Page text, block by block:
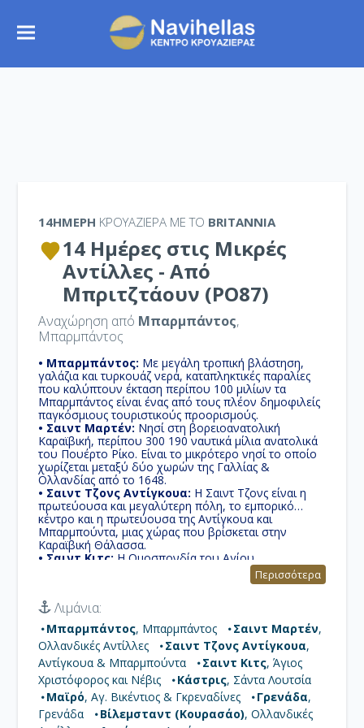
14ΉΜΕΡΗ ΚΡΟΥΑΖΙΕΡΑ ΜΕ ΤΟ BRITANNIA
14 Ημέρες στις Μικρές
Αντίλλες - Από
Μπριτζτάουν (PO87)
Αναχώρηση από Μπαρμπάντος,
Μπαρμπάντος
• Μπαρμπάντος: Με μεγάλη τροπική βλάστηση,
γαλάζια και τυρκουάζ νερά, καταπληκτικές παραλίες
που καλύπτουν έκταση περίπου 100 μιλίων τα
Μπαρμπάντος είναι ένας από τους πλέον δημοφιλείς
παγκόσμιους τουριστικούς προορισμούς.
• Σαιντ Μαρτέν: Nησί στη βορειοανατολική
Καραϊβική, περίπου 300 190 ναυτικά μίλια ανατολικά
του Πουέρτο Ρίκο. Είναι το μικρότερο νησί το οποίο
χωρίζεται μεταξύ δύο χωρών της Γαλλίας &
Ολλανδίας από το 1648.
• Σαιντ Τζονς Αντίγκουα: Η Σαιντ Τζονς είναι η
πρωτεύουσα και μεγαλύτερη πόλη, το εμπορικό
κέντρο και η πρωτεύουσα της Αντίγκουα και
Μπαρμπούντα, μιας χώρας που βρίσκεται στην
Καραϊβική Θάλασσα.
• Σαιντ Κιτς: Η Ομοσπονδία του Αγίου
Χριστόφορου και Νέβις γνωστή και ως Σεντ Κιτς και
Νέβις είναι μια χώρα δύο νησιοών στις Δυτικές
Ινδίες. Βρίσκεται στην αλυσίδα Leeward Islands της
Μικρές Αντίλλες, είναι το μικρότερο κυρίαρχο κράτος
στην Αμερική τόσο σε έκταση και πληθυσμό. Η
πρωτεύουσα Basseterre βρίσκεται στο μεγαλύτερο
νησί του Αγίου Χριστόφορου.
• Κάστρις:Η Σαιντ Λούτσια είναι μικρό νησιωτικό
κράτος της Ανατολικής Καραιβικής στα σύνορα του
Ατλαντικού Ωκεανού, γνωστή με το όνομα "Ελένη της
Δύσης"
• Μαϊρό:
Η χώρα βρίσκεται ανάμεσα στην Αγία
Περισσότερα
Λιμάνια:
Μπαρμπάντος, Μπαρμπάντος Σαιντ Μαρτέν,
Ολλανδικές Αντίλλες
Σαιντ Τζονς Αντίγκουα,
Αντίγκουα & Μπαρμπούντα
Σαιντ Κιτς, Άγιος
Χριστόφορος και Νέβις
Κάστρις, Σάντα Λουτσία
Μαϊρό, Αγ. Βικέντιος & Γκρεναδίνες Γρενάδα,
Γρενάδα
Βίλεμσταντ (Κουρασάο), Ολλανδικές